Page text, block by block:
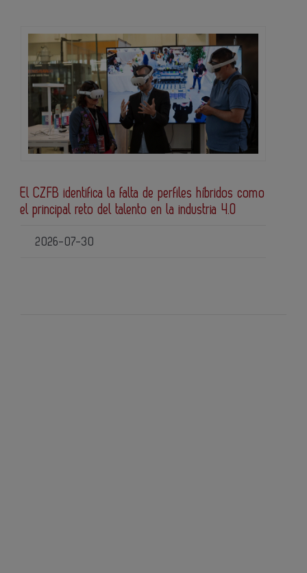
El CZFB identifica la falta de perfiles híbridos como
el principal reto del talento en la industria 4.0
2026-07-30